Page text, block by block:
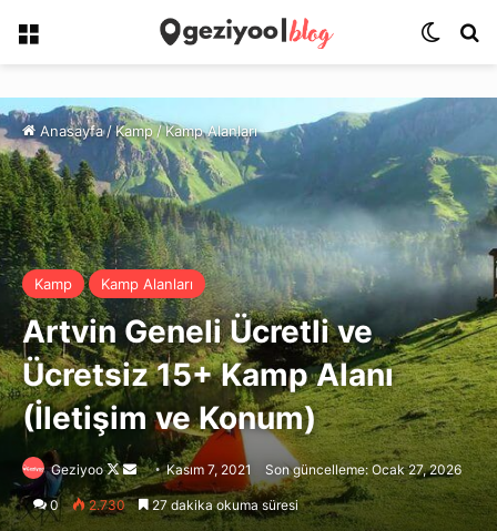
Menü Dış
Anasayfa/Kamp/Kamp Alanları
Kamp Kamp Alanları
Artvin Geneli Ücretli ve
Ücretsiz 15+ Kamp Alanı
(İletişim ve Konum)
Geziyoo
Follow
on
X
Bir
e-
posta
Kasım 7, 2021 Son güncelleme: Ocak 27, 2026
0 2.730 27 dakika okuma süresi